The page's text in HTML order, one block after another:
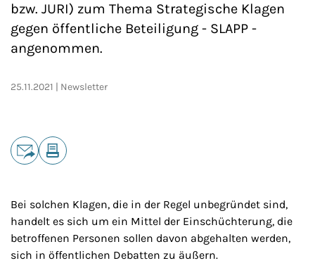
bzw. JURI) zum Thema Strategische Klagen
gegen öffentliche Beteiligung - SLAPP -
angenommen.
25.11.2021 Newsletter
Teilen
Bei solchen Klagen, die in der Regel unbegründet sind,
handelt es sich um ein Mittel der Einschüchterung, die
betroffenen Personen sollen davon abgehalten werden,
sich in öffentlichen Debatten zu äußern.